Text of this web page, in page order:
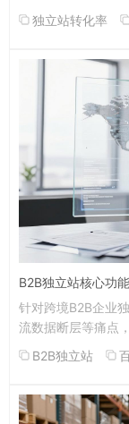
独立站转化率
B2B独立站核心功
针对跨境B2B企业
流数据断层等痛点
B2B独立站